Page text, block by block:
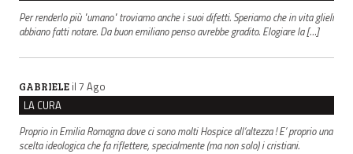
Per renderlo più "umano" troviamo anche i suoi difetti. Speriamo che in vita glieli
abbiano fatti notare. Da buon emiliano penso avrebbe gradito. Elogiare la […]
GABRIELE il 7 Ago
LA CURA
Proprio in Emilia Romagna dove ci sono molti Hospice all’altezza ! E’ proprio una
scelta ideologica che fa riflettere, specialmente (ma non solo) i cristiani.